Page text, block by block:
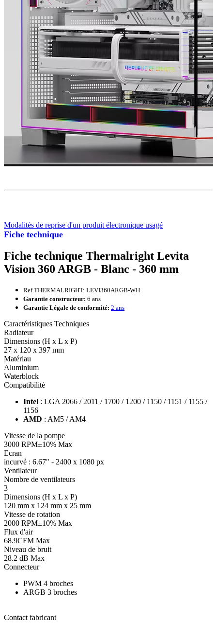
Fiche technique
Modalités de reprise d'un produit électronique usagé
Fiche technique Thermalright Levita
Vision 360 ARGB - Blanc - 360 mm
Ref THERMALRIGHT: LEVI360ARGB-WH
Garantie constructeur: 6 ans
Garantie Légale de conformité: 2 ans
Caractéristiques Techniques
Radiateur
Dimensions (H x L x P)
27 x 120 x 397 mm
Matériau
Aluminium
Waterblock
Compatibilité
Intel : LGA 2066 / 2011 / 1700 / 1200 / 1150 / 1151 / 1155 /
1156
AMD : AM5 / AM4
Vitesse de la pompe
3000 RPM±10% Max
Ecran
incurvé : 6.67" - 2400 x 1080 px
Ventilateur
Nombre de ventilateurs
3
Dimensions (H x L x P)
120 mm x 124 mm x 25 mm
Vitesse de rotation
2000 RPM±10% Max
Flux d'air
68.9CFM Max
Niveau de bruit
28.2 dB Max
Connecteur
PWM 4 broches
ARGB 3 broches
Contact fabricant